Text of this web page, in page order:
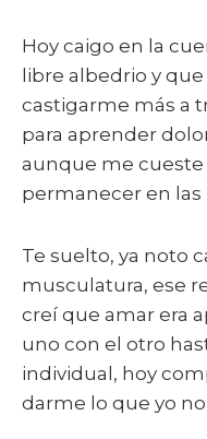
Hoy caigo en la
libre albedrio y
castigarme más a
para aprender
aunque me
permanecer en
Te suelto, ya noto
musculatura, ese
creí que amar era
uno con el otro
individual, hoy
darme lo que yo